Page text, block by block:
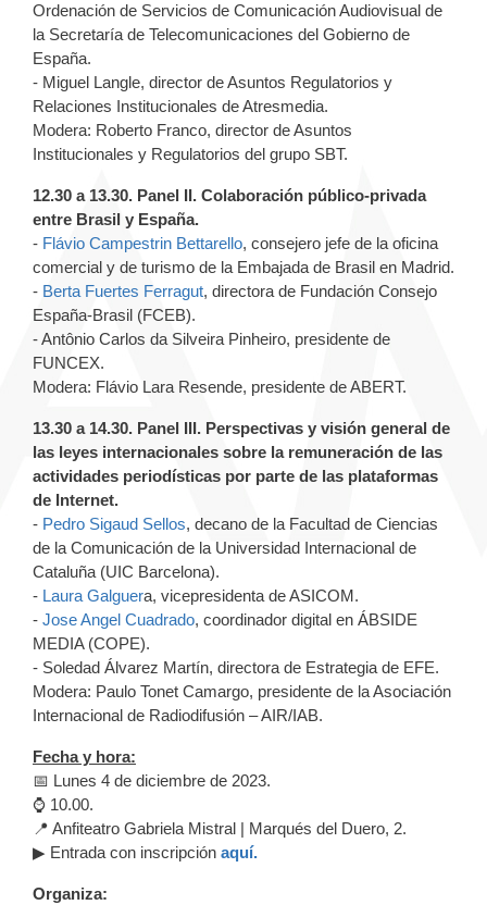
Ordenación de Servicios de Comunicación Audiovisual de
la Secretaría de Telecomunicaciones del Gobierno de
España.
- Miguel Langle, director de Asuntos Regulatorios y
Relaciones Institucionales de Atresmedia.
Modera: Roberto Franco, director de Asuntos
Institucionales y Regulatorios del grupo SBT.
12.30 a 13.30. Panel II. Colaboración público-privada
entre Brasil y España.
- Flávio Campestrin Bettarello, consejero jefe de la oficina
comercial y de turismo de la Embajada de Brasil en Madrid.
- Berta Fuertes Ferragut, directora de Fundación Consejo
España-Brasil (FCEB).
- Antônio Carlos da Silveira Pinheiro, presidente de
FUNCEX.
Modera: Flávio Lara Resende, presidente de ABERT.
13.30 a 14.30. Panel III. Perspectivas y visión general de
las leyes internacionales sobre la remuneración de las
actividades periodísticas por parte de las plataformas
de Internet.
- Pedro Sigaud Sellos, decano de la Facultad de Ciencias
de la Comunicación de la Universidad Internacional de
Cataluña (UIC Barcelona).
- Laura Galguera, vicepresidenta de ASICOM.
- Jose Angel Cuadrado, coordinador digital en ÁBSIDE
MEDIA (COPE).
- Soledad Álvarez Martín, directora de Estrategia de EFE.
Modera: Paulo Tonet Camargo, presidente de la Asociación
Internacional de Radiodifusión – AIR/IAB.
Fecha y hora:
📅 Lunes 4 de diciembre de 2023.
⌚ 10.00.
📍 Anfiteatro Gabriela Mistral | Marqués del Duero, 2.
▶ Entrada con inscripción aquí.
Organiza: